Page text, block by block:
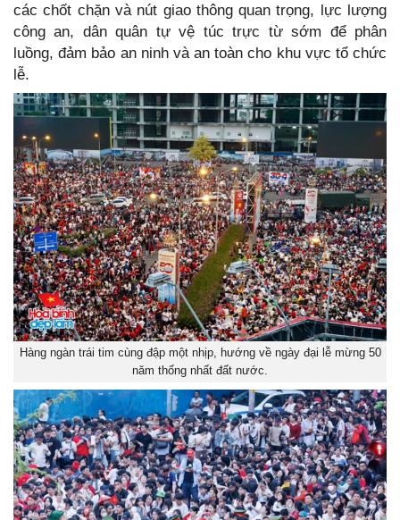
các chốt chặn và nút giao thông quan trọng, lực lượng
công an, dân quân tự vệ túc trực từ sớm để phân
luồng, đảm bảo an ninh và an toàn cho khu vực tổ chức
lễ.
Hàng ngàn trái tim cùng đập một nhịp, hướng về ngày đại lễ mừng 50
năm thống nhất đất nước.